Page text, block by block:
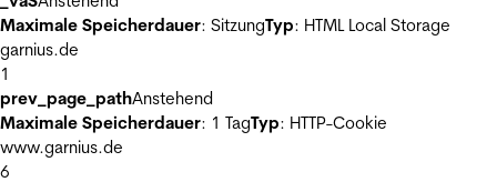
Maximale Speicherdauer: SitzungTyp: HTML Local Storage
garnius.de
1
prev_page_pathAnstehend
Maximale Speicherdauer: 1 TagTyp: HTTP-Cookie
www.garnius.de
6